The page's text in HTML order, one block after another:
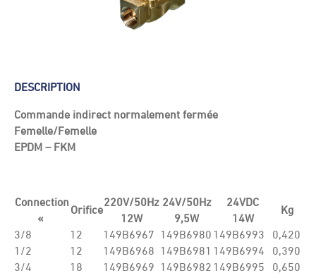
DESCRIPTION
Commande indirect normalement fermée
Femelle/Femelle
EPDM – FKM
Connection
Orifice
220V/50Hz
12W
24V/50Hz
9,5W
24VDC
14W
Kg
«
3/8
12 149B6967 149B6980 149B6993
0,420
1/2
12 149B6968 149B6981 149B6994
0,390
3/4
18 149B6969 149B6982 149B6995
0,650